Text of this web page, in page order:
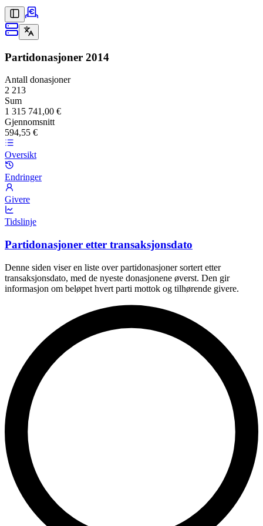
Partidonasjoner 2014
Antall donasjoner
2 213
Sum
1 315 741,00 €
Gjennomsnitt
594,55 €
Oversikt
Endringer
Givere
Tidslinje
Partidonasjoner etter transaksjonsdato
Denne siden viser en liste over partidonasjoner sortert etter
transaksjonsdato, med de nyeste donasjonene øverst. Den gir
informasjon om beløpet hvert parti mottok og tilhørende givere.